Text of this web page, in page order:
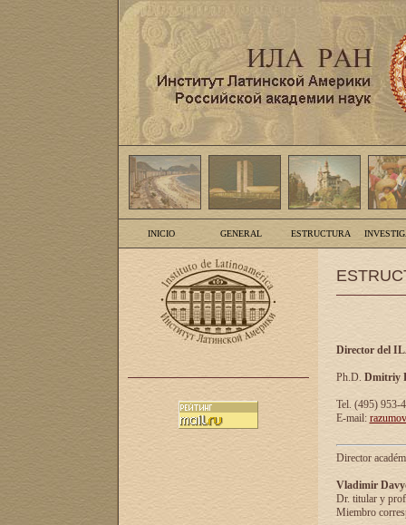
INICIO GENERAL ESTRUCTURA
Director del
Ph.D. Dmitriy
Tel. (495) 953-
E-mail:
Director
Vladimir
Dr. titular y
Miembro